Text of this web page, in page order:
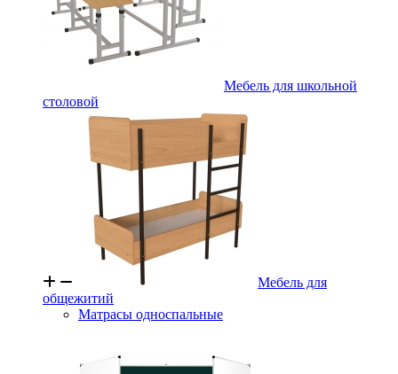
Мебель для школьной
столовой
Мебель для
общежитий
Матрасы односпальные